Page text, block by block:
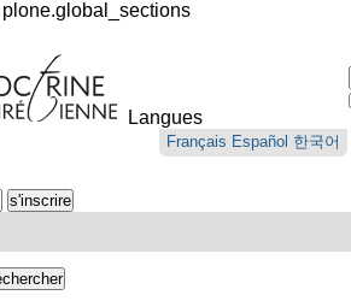
Langues
Français Español 한국어